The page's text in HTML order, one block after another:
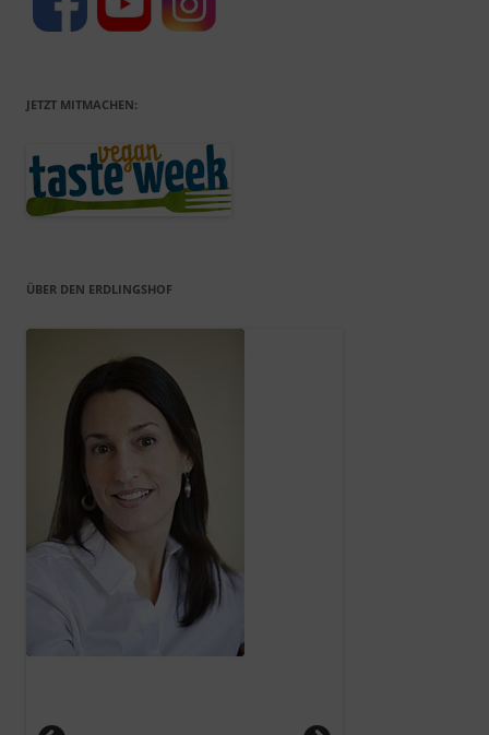
JETZT MITMACHEN:
ÜBER DEN ERDLINGSHOF